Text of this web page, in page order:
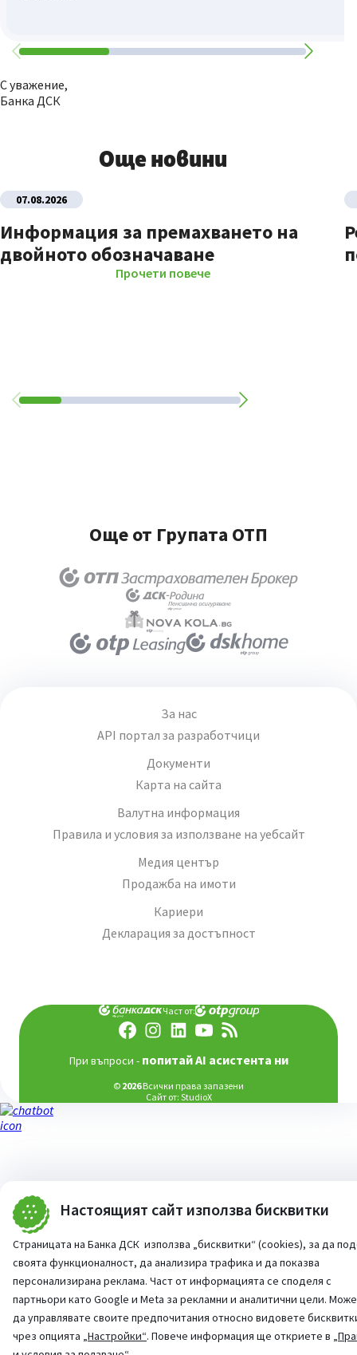
Настоящият сайт използва бисквитки
Страницата на Банка ДСК използва „бисквитки“ (cookies), за да
своята функционалност, да анализира трафика и да показва
персонализирана реклама. Част от информацията се споделя с
партньори като Google и Meta за рекламни и аналитични цели.
да управлявате своите предпочитания относно видовете
чрез опцията „Настройки“. Повече информация ще откриете в
С уважение,
Банка ДСК
Още новини
07.08.2026
Информация за премахването на
двойното обозначаване
Прочети повече
Още от Групата ОТП
За нас
API портал за разработчици
Документи
Карта на сайта
Валутна информация
Правила и условия за използване на уебсайт
Медия център
Продажба на имоти
Кариери
Декларация за достъпност
Част от:
При въпроси - попитай AI асистента ни
© 2026Всички права запазени
Сайт от: StudioX